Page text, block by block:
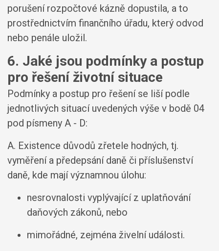
porušení rozpočtové kázně dopustila, a to
prostřednictvím finančního úřadu, který odvod
nebo penále uložil.
6. Jaké jsou podmínky a postup
pro řešení životní situace
Podmínky a postup pro řešení se liší podle
jednotlivých situací uvedených výše v bodě 04
pod písmeny A - D:
A. Existence důvodů zřetele hodných, tj.
vyměření a předepsání daně či příslušenství
daně, kde mají významnou úlohu:
nesrovnalosti vyplývající z uplatňování
daňových zákonů, nebo
mimořádné, zejména živelní události.